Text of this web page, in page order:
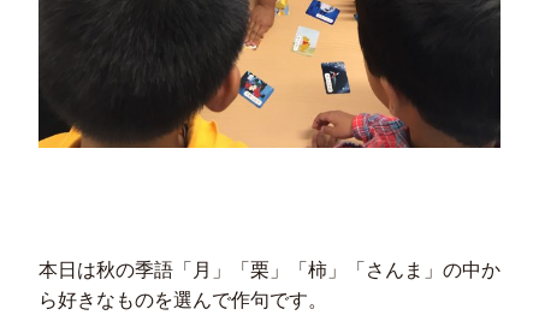
本日は秋の季語「月」「栗」「柿」「さんま」の中か
ら好きなものを選んで作句です。